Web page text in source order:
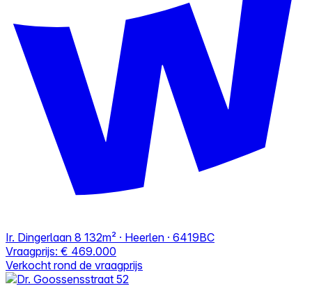
Ir. Dingerlaan 8 132m² · Heerlen · 6419BC
Vraagprijs: € 469.000
Verkocht rond de vraagprijs